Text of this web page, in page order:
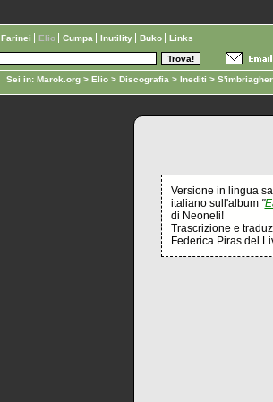
Sei in: Marok.org > Elio > Discografia > Inediti >
Farinei Elio Cumpa Inutility Buko Links
Versione in lingua
italiano sull'album "
di Neoneli!
Trascrizione e
Federica Piras del